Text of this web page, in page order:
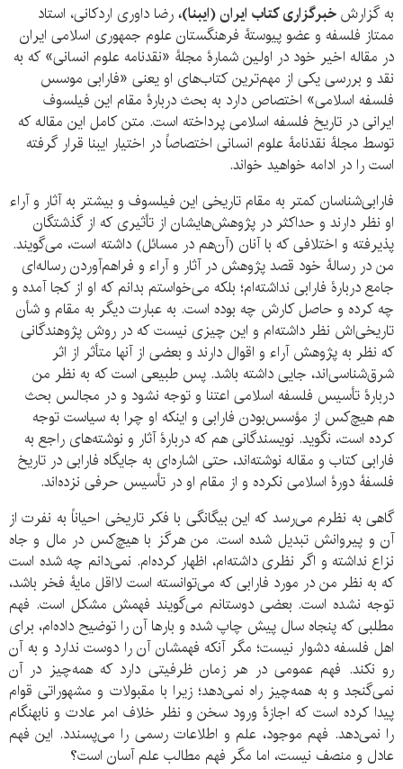
به گزارشخبرگزاری کتاب ایران (ایبنا)،رضا داوری اردکانی، استاد
ممتاز فلسفه و عضو پیوستۀ فرهنگستان علوم جمهوری اسلامی ایران
در مقاله اخیر خود در اولین شمارۀ مجلۀ «نقدنامه علوم انسانی» که به
نقد و بررسی یکی از مهم‌ترین کتاب‌های او یعنی «فارابی موسس
فلسفه اسلامی» اختصاص دارد به بحث دربارۀ مقام این فیلسوف
ایرانی در تاریخ فلسفه اسلامی پرداخته است. متن کامل این مقاله که
توسط مجلۀ نقدنامۀ علوم انسانی اختصاصاً در اختیار ایبنا قرار گرفته
است را در ادامه خواهید خواند.
فارابی‌شناسان کمتر به مقام تاریخی این فیلسوف و بیشتر به آثار و آراء
او نظر دارند و حداکثر در پژوهش‌هایشان از تأثیری که از گذشتگان
پذیرفته و اختلافی که با آنان (آن‌هم در مسائل) داشته است، می‌گویند.
من در رسالۀ خود قصد پژوهش در آثار و آراء و فراهم‌آوردن رساله‌ای
جامع دربارۀ فارابی نداشته‌ام؛ بلکه می‌خواستم بدانم که او از کجا آمده و
چه کرده و حاصل کارش چه بوده است. به عبارت دیگر به مقام و شأن
تاریخی‌اش نظر داشته‌ام و این چیزی نیست که در روش پژوهندگانی
که نظر به پژوهش آراء و اقوال دارند و بعضی از آنها متأثر از اثر
شرق‌شناسی‌اند، جایی داشته باشد. پس طبیعی است که به نظر من
دربارۀ تأسیس فلسفه اسلامی اعتنا و توجه نشود و در مجالس بحث
هم هیچ‌کس از مؤسس‌بودن فارابی و اینکه او چرا به سیاست توجه
کرده است، نگوید. نویسندگانی هم که دربارۀ آثار و نوشته‌های راجع به
فارابی کتاب و مقاله نوشته‌اند، حتی اشاره‌ای به جایگاه فارابی در تاریخ
فلسفۀ دورۀ اسلامی نکرده و از مقام او در تأسیس حرفی نزده‌اند.
گاهی به نظرم می‌رسد که این بیگانگی با فکر تاریخی احیاناً به نفرت از
آن و پیروانش تبدیل شده است. من هرگز با هیچ‌کس در مال و جاه
نزاع نداشته و اگر نظری داشته‌ام، اظهار کرده‌ام. نمی‌دانم چه شده است
که به نظر من در مورد فارابی که می‌توانسته است لااقل مایۀ فخر باشد،
توجه نشده است. بعضی دوستانم می‌گویند فهمش مشکل است. فهم
مطلبی که پنجاه سال پیش چاپ شده و بارها آن را توضیح داده‌ام، برای
اهل فلسفه دشوار نیست؛ مگر آنکه فهمشان آن را دوست ندارد و به آن
رو نکند. فهم عمومی در هر زمان ظرفیتی دارد که همه‌چیز در آن
نمی‌گنجد و به همه‌چیز راه نمی‌دهد؛ زیرا با مقبولات و مشهوراتی قوام
پیدا کرده است که اجازۀ ورود سخن و نظر خلاف امر عادت و نابهنگام
را نمی‌دهد. فهم موجود، علم و اطلاعات رسمی را می‌پسندد. این فهم
عادل و منصف نیست، اما مگر فهم مطالب علم آسان است؟